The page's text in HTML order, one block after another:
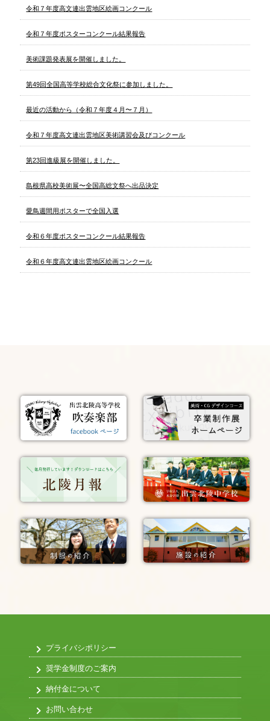
令和７年度高文連出雲地区絵画コンクール
令和７年度ポスターコンクール結果報告
美術課題発表展を開催しました。
第49回全国高等学校総合文化祭に参加しました。
最近の活動から（令和７年度４月〜７月）
令和７年度高文連出雲地区美術講習会及びコンクール
第23回進級展を開催しました。
島根県高校美術展〜全国高総文祭へ出品決定
愛鳥週間用ポスターで全国入選
令和６年度ポスターコンクール結果報告
令和６年度高文連出雲地区絵画コンクール
プライバシポリシー
奨学金制度のご案内
納付金について
お問い合わせ